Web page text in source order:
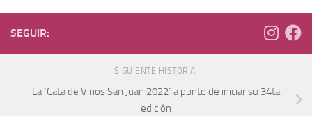
SEGUIR:
SIGUIENTE HISTORIA
La ´Cata de Vinos San Juan 2022´ a punto de iniciar su 34ta
edición